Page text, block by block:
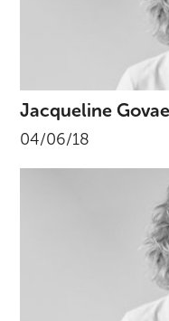
Jacqueline
04/06/18